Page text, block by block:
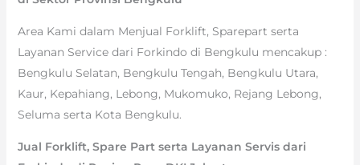
Area Kami dalam Menjual Forklift, Sparepart serta
Layanan Service dari Forkindo di Bengkulu mencakup :
Bengkulu Selatan, Bengkulu Tengah, Bengkulu Utara,
Kaur, Kepahiang, Lebong, Mukomuko, Rejang Lebong,
Seluma serta Kota Bengkulu.
Jual Forklift, Spare Part serta Layanan Servis dari